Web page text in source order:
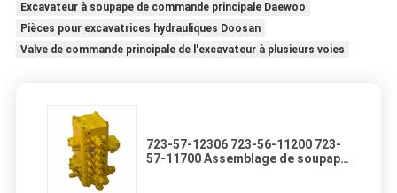
Excavateur à soupape de commande principale Daewoo
Pièces pour excavatrices hydrauliques Doosan
Valve de commande principale de l'excavateur à plusieurs voies
723-57-12306 723-56-11200 723-
57-11700 Assemblage de soupape